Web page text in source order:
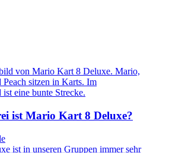
ist Mario Kart 8 Deluxe?
ist in unseren Gruppen immer sehr